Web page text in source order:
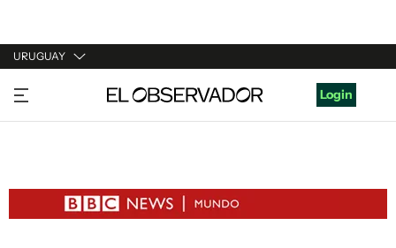
URUGUAY
URUGUAY
ARGENTINA
ESTADOS UNIDOS
Login